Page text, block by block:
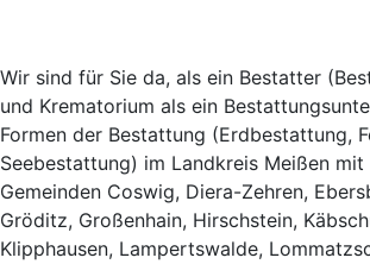
Wir sind für Sie da, als ein Bestatter
und Krematorium als ein
Formen der Bestattung (Erdbestattung,
Seebestattung) im Landkreis Meißen mit
Gemeinden Coswig, Diera-Zehren,
Gröditz, Großenhain, Hirschstein,
Klipphausen, Lampertswalde,